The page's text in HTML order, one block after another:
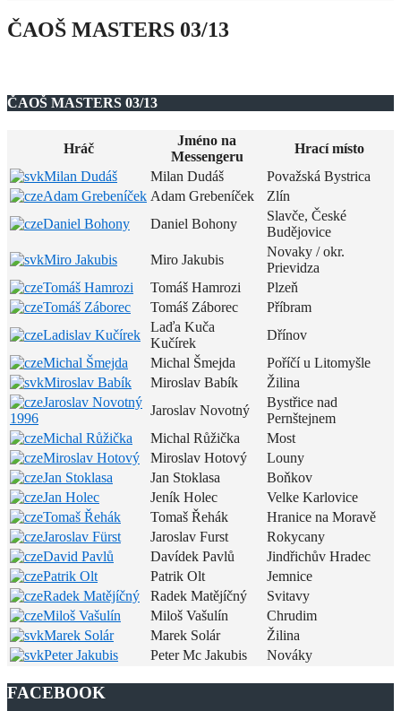
ČAOŠ MASTERS 03/13
ČAOŠ MASTERS 03/13
Hráč
Jméno na
Messengeru
Hrací místo
Milan Dudáš
Milan Dudáš
Považská Bystrica
Adam Grebeníček Adam Grebeníček
Zlín
Daniel Bohony
Daniel Bohony
Slavče, České
Budějovice
Miro Jakubis
Miro Jakubis
Novaky / okr.
Prievidza
Tomáš Hamrozi
Tomáš Hamrozi
Plzeň
Tomáš Záborec
Tomáš Záborec
Příbram
Ladislav Kučírek
Laďa Kuča
Kučírek
Dřínov
Michal Šmejda
Michal Šmejda
Poříčí u Litomyšle
Miroslav Babík
Miroslav Babík
Žilina
Jaroslav Novotný
1996
Jaroslav Novotný
Bystřice nad
Pernštejnem
Michal Růžička
Michal Růžička
Most
Miroslav Hotový
Miroslav Hotový
Louny
Jan Stoklasa
Jan Stoklasa
Boňkov
Jan Holec
Jeník Holec
Velke Karlovice
Tomaš Řehák
Tomaš Řehák
Hranice na Moravě
Jaroslav Fürst
Jaroslav Furst
Rokycany
David Pavlů
Davídek Pavlů
Jindřichův Hradec
Patrik Olt
Patrik Olt
Jemnice
Radek Matějíčný
Radek Matějíčný
Svitavy
Miloš Vašulín
Miloš Vašulín
Chrudim
Marek Solár
Marek Solár
Žilina
Peter Jakubis
Peter Mc Jakubis Nováky
FACEBOOK